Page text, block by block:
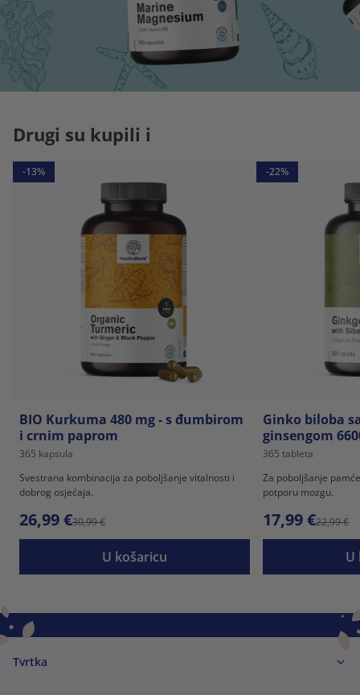
Drugi su kupili i
-13%
BIO Kurkuma 480 mg - s đumbirom
i crnim paprom
365 kapsula
Svestrana kombinacija za poboljšanje vitalnosti i
dobrog osjećaja.
26,99 €30,99 €
U košaricu
-22%
Ginko biloba
ginsengom
365 tableta
Za poboljšanje
potporu mozgu.
17,99 €22,99 €
U
Tvrtka